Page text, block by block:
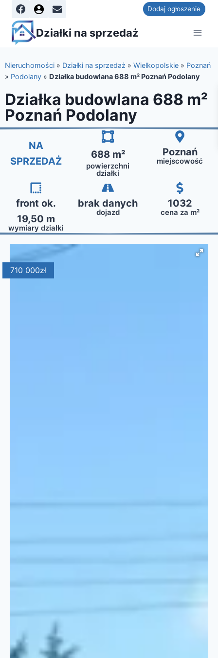
Dodaj ogłoszenie
Działki na sprzedaż
Nieruchomości » Działki na sprzedaż » Wielkopolskie » Poznań
» Podolany » Działka budowlana 688 m² Poznań Podolany
Działka budowlana 688 m²
Poznań Podolany
NA
SPRZEDAŻ
688 m²
powierzchni
działki
Poznań
miejscowość
front ok.
19,50 m
wymiary działki
brak danych
dojazd
1032
cena za m²
710 000zł